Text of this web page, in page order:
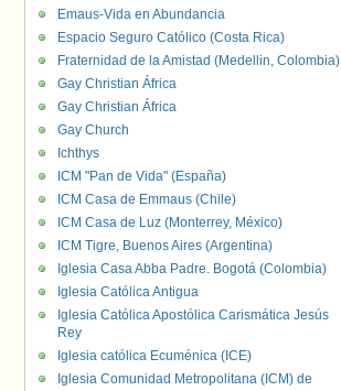
Emaus-Vida en Abundancia
Espacio Seguro Católico (Costa Rica)
Fraternidad de la Amistad (Medellin, Colombia)
Gay Christian África
Gay Christian África
Gay Church
Ichthys
ICM "Pan de Vida" (España)
ICM Casa de Emmaus (Chile)
ICM Casa de Luz (Monterrey, México)
ICM Tigre, Buenos Aires (Argentina)
Iglesia Casa Abba Padre. Bogotá (Colombia)
Iglesia Católica Antigua
Iglesia Católica Apostólica Carismática Jesús
Rey
Iglesia católica Ecuménica (ICE)
Iglesia Comunidad Metropolitana (ICM) de